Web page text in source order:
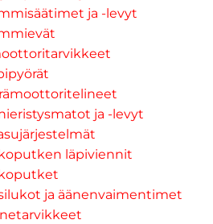
ja -levyt
ja -levyt
läpiviennit
ja äänenvaimentimet